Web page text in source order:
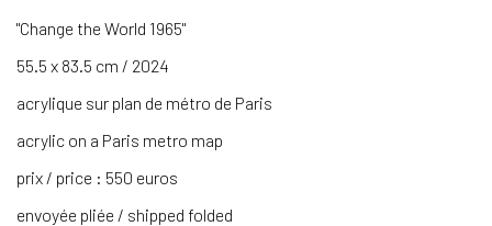
"Change the World 1965"
55.5 x 83.5 cm / 2024
acrylique sur plan de métro de Paris
acrylic on a Paris metro map
prix / price : 550 euros
envoyée pliée / shipped folded